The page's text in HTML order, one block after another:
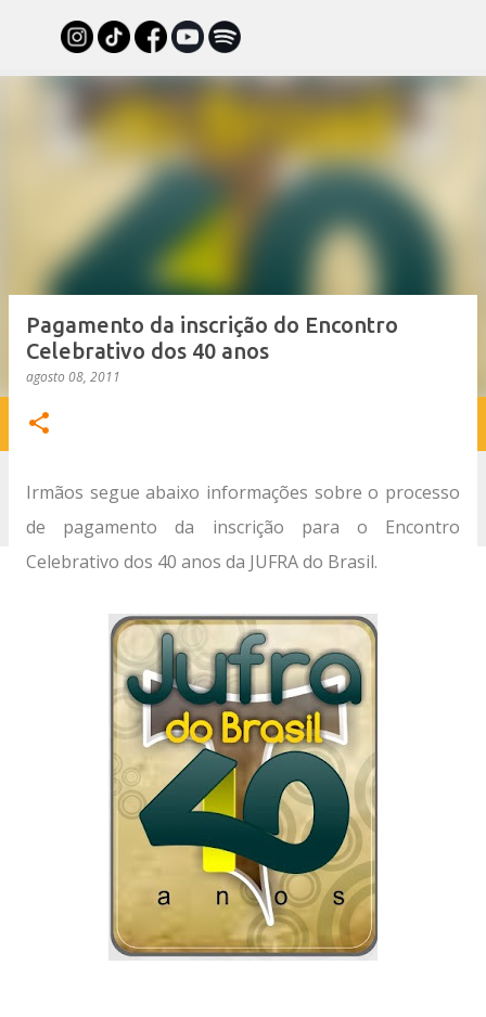
Pular para o conteúdo principal
INÍCIO
Pagamento da inscrição do Encontro
Celebrativo dos 40 anos
agosto 08, 2011
Irmãos segue abaixo informações sobre o processo
de pagamento da inscrição para o Encontro
Celebrativo dos 40 anos da JUFRA do Brasil.